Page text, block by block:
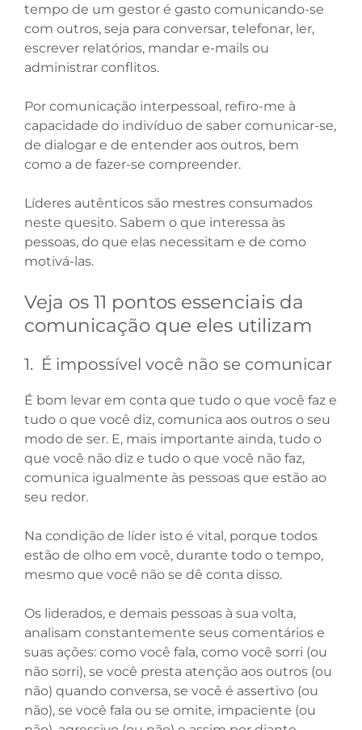
tempo de um gestor é gasto comunicando-se
com outros, seja para conversar, telefonar, ler,
escrever relatórios, mandar e-mails ou
administrar conflitos.
Por comunicação interpessoal, refiro-me à
capacidade do indivíduo de saber comunicar-se,
de dialogar e de entender aos outros, bem
como a de fazer-se compreender.
Líderes autênticos são mestres consumados
neste quesito. Sabem o que interessa às
pessoas, do que elas necessitam e de como
motivá-las.
Veja os 11 pontos essenciais da
comunicação que eles utilizam
1. É impossível você não se comunicar
É bom levar em conta que tudo o que você faz e
tudo o que você diz, comunica aos outros o seu
modo de ser. E, mais importante ainda, tudo o
que você não diz e tudo o que você não faz,
comunica igualmente às pessoas que estão ao
seu redor.
Na condição de líder isto é vital, porque todos
estão de olho em você, durante todo o tempo,
mesmo que você não se dê conta disso.
Os liderados, e demais pessoas à sua volta,
analisam constantemente seus comentários e
suas ações: como você fala, como você sorri (ou
não sorri), se você presta atenção aos outros (ou
não) quando conversa, se você é assertivo (ou
não), se você fala ou se omite, impaciente (ou